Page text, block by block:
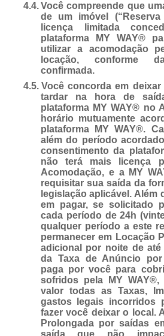
4.4.Você compreende que
de um imóvel
licença limitada
plataforma MY WAY®
utilizar a acomodação
locação, conforme
confirmada.
4.5. Você concorda em
tardar na hora de
plataforma MY WAY® no
horário mutuamente
plataforma MY WAY®.
além do período
consentimento da
não terá mais licença
Acomodação, e a MY
requisitar sua saída da
legislação aplicável.
em pagar, se solicitado
cada período de 24h
qualquer período a este
permanecer em Locação
adicional por noite de
da Taxa de Anúncio
paga por você para
sofridos pela MY WAY®,
valor todas as Taxas,
gastos legais incorridos
fazer você deixar o local.
Prolongada por saídas
saída que não